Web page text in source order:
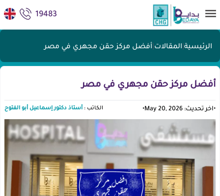
الرئيسية المقالات أفضل مركز حقن مجهري في مصر
أفضل مركز حقن مجهري في مصر
الكاتب : أستاذ دكتور إسماعيل أبو الفتوح •اخر تحديث: May 20, 2026 •
19483